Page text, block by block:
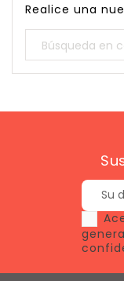
Realice una